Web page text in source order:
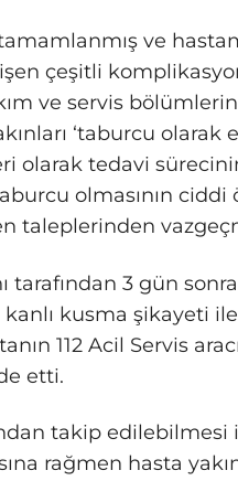
ve
çeşitli
ve servis
‘taburcu
olarak tedavi
olmasının
taleplerinden
tarafından 3 gün
kusma şikayeti
112 Acil Servis
etti.
takip edilebilmesi
rağmen hasta